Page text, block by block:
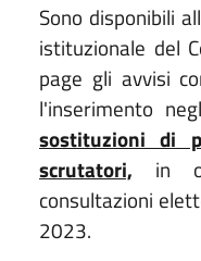
Sono disponibili
istituzionale del
page gli avvisi
l'inserimento
sostituzioni di
scrutatori, in
consultazioni
2023.